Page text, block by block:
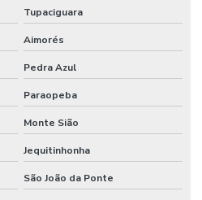
Tupaciguara
Aimorés
Pedra Azul
Paraopeba
Monte Sião
Jequitinhonha
São João da Ponte